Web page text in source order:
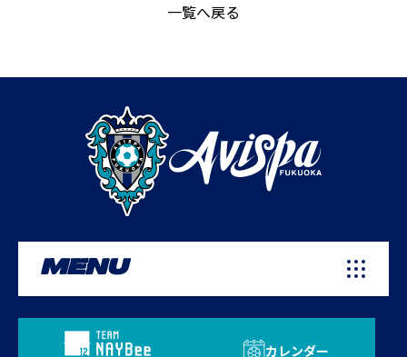
一覧へ戻る
MENU
カレンダー